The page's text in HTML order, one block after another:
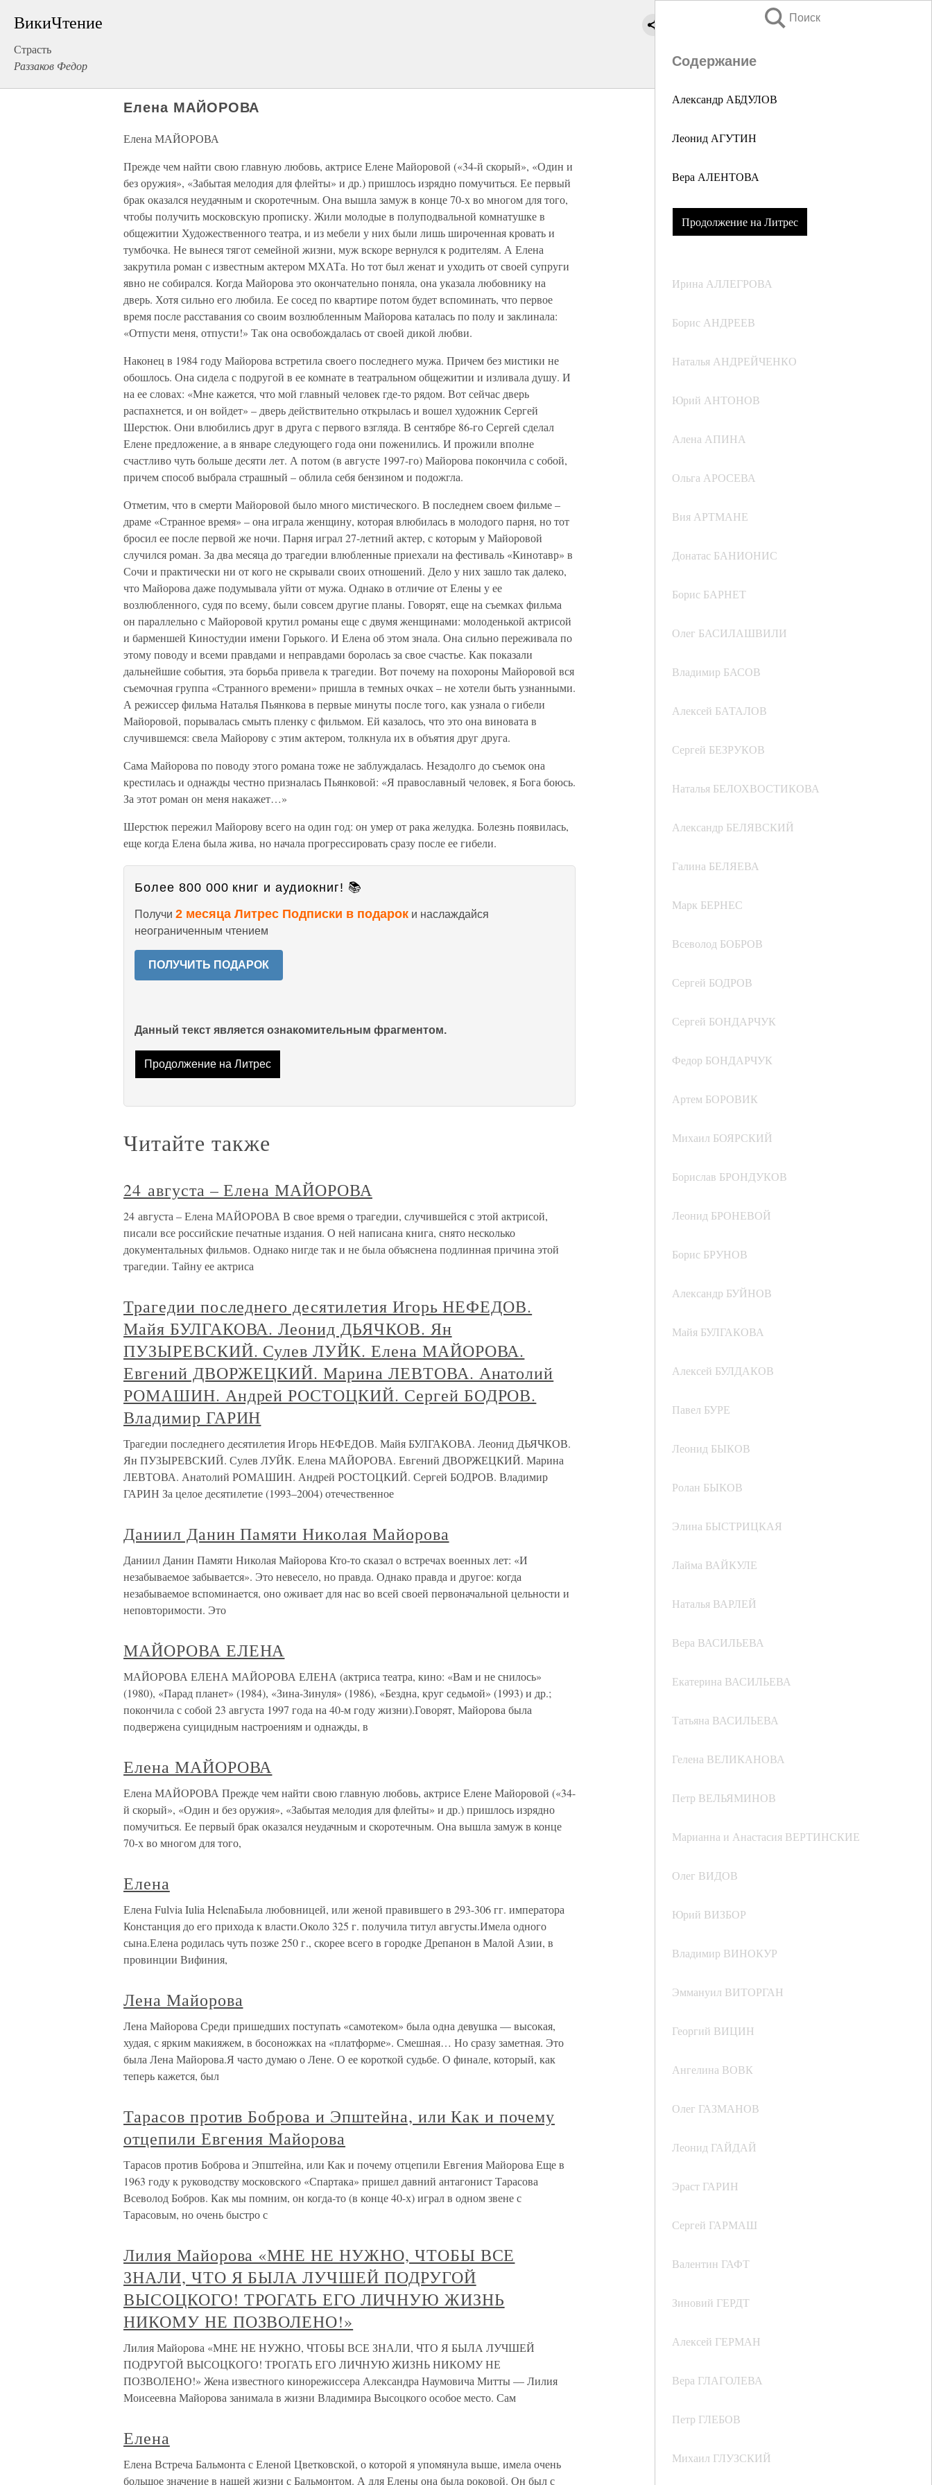
ВикиЧтение
Страсть
Раззаков Федор
Поиск
Содержание
Александр АБДУЛОВ
Леонид АГУТИН
Вера АЛЕНТОВА
Продолжение на Литрес
Ирина АЛЛЕГРОВА
Борис АНДРЕЕВ
Наталья АНДРЕЙЧЕНКО
Юрий АНТОНОВ
Алена АПИНА
Ольга АРОСЕВА
Вия АРТМАНЕ
Донатас БАНИОНИС
Борис БАРНЕТ
Олег БАСИЛАШВИЛИ
Владимир БАСОВ
Алексей БАТАЛОВ
Сергей БЕЗРУКОВ
Наталья БЕЛОХВОСТИКОВА
Александр БЕЛЯВСКИЙ
Галина БЕЛЯЕВА
Марк БЕРНЕС
Всеволод БОБРОВ
Сергей БОДРОВ
Сергей БОНДАРЧУК
Федор БОНДАРЧУК
Артем БОРОВИК
Михаил БОЯРСКИЙ
Борислав БРОНДУКОВ
Леонид БРОНЕВОЙ
Борис БРУНОВ
Александр БУЙНОВ
Майя БУЛГАКОВА
Алексей БУЛДАКОВ
Павел БУРЕ
Леонид БЫКОВ
Ролан БЫКОВ
Элина БЫСТРИЦКАЯ
Лайма ВАЙКУЛЕ
Наталья ВАРЛЕЙ
Вера ВАСИЛЬЕВА
Екатерина ВАСИЛЬЕВА
Татьяна ВАСИЛЬЕВА
Гелена ВЕЛИКАНОВА
Петр ВЕЛЬЯМИНОВ
Марианна и Анастасия ВЕРТИНСКИЕ
Олег ВИДОВ
Юрий ВИЗБОР
Владимир ВИНОКУР
Эммануил ВИТОРГАН
Георгий ВИЦИН
Ангелина ВОВК
Олег ГАЗМАНОВ
Леонид ГАЙДАЙ
Эраст ГАРИН
Сергей ГАРМАШ
Валентин ГАФТ
Зиновий ГЕРДТ
Алексей ГЕРМАН
Вера ГЛАГОЛЕВА
Петр ГЛЕБОВ
Михаил ГЛУЗСКИЙ
Елена МАЙОРОВА
Елена МАЙОРОВА
Прежде чем найти свою главную любовь, актрисе Елене Майоровой («34-й скорый», «Один и
без оружия», «Забытая мелодия для флейты» и др.) пришлось изрядно помучиться. Ее первый
брак оказался неудачным и скоротечным. Она вышла замуж в конце 70-х во многом для того,
чтобы получить московскую прописку. Жили молодые в полуподвальной комнатушке в
общежитии Художественного театра, и из мебели у них были лишь широченная кровать и
тумбочка. Не вынеся тягот семейной жизни, муж вскоре вернулся к родителям. А Елена
закрутила роман с известным актером МХАТа. Но тот был женат и уходить от своей супруги
явно не собирался. Когда Майорова это окончательно поняла, она указала любовнику на
дверь. Хотя сильно его любила. Ее сосед по квартире потом будет вспоминать, что первое
время после расставания со своим возлюбленным Майорова каталась по полу и заклинала:
«Отпусти меня, отпусти!» Так она освобождалась от своей дикой любви.
Наконец в 1984 году Майорова встретила своего последнего мужа. Причем без мистики не
обошлось. Она сидела с подругой в ее комнате в театральном общежитии и изливала душу. И
на ее словах: «Мне кажется, что мой главный человек где-то рядом. Вот сейчас дверь
распахнется, и он войдет» – дверь действительно открылась и вошел художник Сергей
Шерстюк. Они влюбились друг в друга с первого взгляда. В сентябре 86-го Сергей сделал
Елене предложение, а в январе следующего года они поженились. И прожили вполне
счастливо чуть больше десяти лет. А потом (в августе 1997-го) Майорова покончила с собой,
причем способ выбрала страшный – облила себя бензином и подожгла.
Отметим, что в смерти Майоровой было много мистического. В последнем своем фильме –
драме «Странное время» – она играла женщину, которая влюбилась в молодого парня, но тот
бросил ее после первой же ночи. Парня играл 27-летний актер, с которым у Майоровой
случился роман. За два месяца до трагедии влюбленные приехали на фестиваль «Кинотавр» в
Сочи и практически ни от кого не скрывали своих отношений. Дело у них зашло так далеко,
что Майорова даже подумывала уйти от мужа. Однако в отличие от Елены у ее
возлюбленного, судя по всему, были совсем другие планы. Говорят, еще на съемках фильма
он параллельно с Майоровой крутил романы еще с двумя женщинами: молоденькой актрисой
и барменшей Киностудии имени Горького. И Елена об этом знала. Она сильно переживала по
этому поводу и всеми правдами и неправдами боролась за свое счастье. Как показали
дальнейшие события, эта борьба привела к трагедии. Вот почему на похороны Майоровой вся
съемочная группа «Странного времени» пришла в темных очках – не хотели быть узнанными.
А режиссер фильма Наталья Пьянкова в первые минуты после того, как узнала о гибели
Майоровой, порывалась смыть пленку с фильмом. Ей казалось, что это она виновата в
случившемся: свела Майорову с этим актером, толкнула их в объятия друг друга.
Сама Майорова по поводу этого романа тоже не заблуждалась. Незадолго до съемок она
крестилась и однажды честно призналась Пьянковой: «Я православный человек, я Бога боюсь.
За этот роман он меня накажет…»
Шерстюк пережил Майорову всего на один год: он умер от рака желудка. Болезнь появилась,
еще когда Елена была жива, но начала прогрессировать сразу после ее гибели.
Более 800 000 книг и аудиокниг! 📚
Получи 2 месяца Литрес Подписки в подарок и наслаждайся
неограниченным чтением
ПОЛУЧИТЬ ПОДАРОК
Данный текст является ознакомительным фрагментом.
Продолжение на Литрес
Читайте также
24 августа – Елена МАЙОРОВА
24 августа – Елена МАЙОРОВА В свое время о трагедии, случившейся с этой актрисой,
писали все российские печатные издания. О ней написана книга, снято несколько
документальных фильмов. Однако нигде так и не была объяснена подлинная причина этой
трагедии. Тайну ее актриса
Трагедии последнего десятилетия Игорь НЕФЕДОВ.
Майя БУЛГАКОВА. Леонид ДЬЯЧКОВ. Ян
ПУЗЫРЕВСКИЙ. Сулев ЛУЙК. Елена МАЙОРОВА.
Евгений ДВОРЖЕЦКИЙ. Марина ЛЕВТОВА. Анатолий
РОМАШИН. Андрей РОСТОЦКИЙ. Сергей БОДРОВ.
Владимир ГАРИН
Трагедии последнего десятилетия Игорь НЕФЕДОВ. Майя БУЛГАКОВА. Леонид ДЬЯЧКОВ.
Ян ПУЗЫРЕВСКИЙ. Сулев ЛУЙК. Елена МАЙОРОВА. Евгений ДВОРЖЕЦКИЙ. Марина
ЛЕВТОВА. Анатолий РОМАШИН. Андрей РОСТОЦКИЙ. Сергей БОДРОВ. Владимир
ГАРИН За целое десятилетие (1993–2004) отечественное
Даниил Данин Памяти Николая Майорова
Даниил Данин Памяти Николая Майорова Кто-то сказал о встречах военных лет: «И
незабываемое забывается». Это невесело, но правда. Однако правда и другое: когда
незабываемое вспоминается, оно оживает для нас во всей своей первоначальной цельности и
неповторимости. Это
МАЙОРОВА ЕЛЕНА
МАЙОРОВА ЕЛЕНА МАЙОРОВА ЕЛЕНА (актриса театра, кино: «Вам и не снилось»
(1980), «Парад планет» (1984), «Зина-Зинуля» (1986), «Бездна, круг седьмой» (1993) и др.;
покончила с собой 23 августа 1997 года на 40-м году жизни).Говорят, Майорова была
подвержена суицидным настроениям и однажды, в
Елена МАЙОРОВА
Елена МАЙОРОВА Прежде чем найти свою главную любовь, актрисе Елене Майоровой («34-
й скорый», «Один и без оружия», «Забытая мелодия для флейты» и др.) пришлось изрядно
помучиться. Ее первый брак оказался неудачным и скоротечным. Она вышла замуж в конце
70-х во многом для того,
Елена
Елена Fulvia Iulia HelenaБыла любовницей, или женой правившего в 293-306 гг. императора
Констанция до его прихода к власти.Около 325 г. получила титул августы.Имела одного
сына.Елена родилась чуть позже 250 г., скорее всего в городке Дрепанон в Малой Азии, в
провинции Вифиния,
Лена Майорова
Лена Майорова Среди пришедших поступать «самотеком» была одна девушка — высокая,
худая, с ярким макияжем, в босоножках на «платформе». Смешная… Но сразу заметная. Это
была Лена Майорова.Я часто думаю о Лене. О ее короткой судьбе. О финале, который, как
теперь кажется, был
Тарасов против Боброва и Эпштейна, или Как и почему
отцепили Евгения Майорова
Тарасов против Боброва и Эпштейна, или Как и почему отцепили Евгения Майорова Еще в
1963 году к руководству московского «Спартака» пришел давний антагонист Тарасова
Всеволод Бобров. Как мы помним, он когда-то (в конце 40-х) играл в одном звене с
Тарасовым, но очень быстро с
Лилия Майорова «МНЕ НЕ НУЖНО, ЧТОБЫ ВСЕ
ЗНАЛИ, ЧТО Я БЫЛА ЛУЧШЕЙ ПОДРУГОЙ
ВЫСОЦКОГО! ТРОГАТЬ ЕГО ЛИЧНУЮ ЖИЗНЬ
НИКОМУ НЕ ПОЗВОЛЕНО!»
Лилия Майорова «МНЕ НЕ НУЖНО, ЧТОБЫ ВСЕ ЗНАЛИ, ЧТО Я БЫЛА ЛУЧШЕЙ
ПОДРУГОЙ ВЫСОЦКОГО! ТРОГАТЬ ЕГО ЛИЧНУЮ ЖИЗНЬ НИКОМУ НЕ
ПОЗВОЛЕНО!» Жена известного кинорежиссера Александра Наумовича Митты — Лилия
Моисеевна Майорова занимала в жизни Владимира Высоцкого особое место. Сам
Елена
Елена Встреча Бальмонта с Еленой Цветковской, о которой я упомянула выше, имела очень
большое значение в нашей жизни с Бальмонтом. А для Елены она была роковой. Он был с